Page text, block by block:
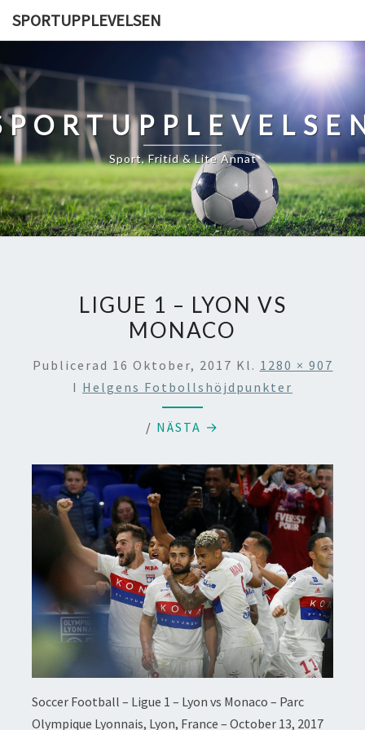
SPORTUPPLEVELSEN
Sport, Fritid & Lite Annat
LIGUE 1 – LYON VS
MONACO
Publicerad 16 Oktober, 2017 Kl. 1280 × 907
I Helgens Fotbollshöjdpunkter
/ NÄSTA →
Soccer Football – Ligue 1 – Lyon vs Monaco – Parc
Olympique Lyonnais, Lyon, France – October 13, 2017